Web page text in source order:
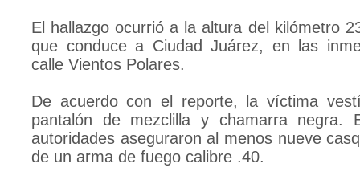
El hallazgo ocurrió a la altura del kilómetro
que conduce a Ciudad Juárez, en las
calle Vientos Polares.
De acuerdo con el reporte, la víctima
pantalón de mezclilla y chamarra negra.
autoridades aseguraron al menos nueve
de un arma de fuego calibre .40.